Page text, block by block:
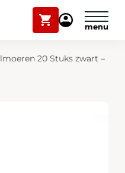
Winkelwagen
Mijn
20 Stuks zwart –